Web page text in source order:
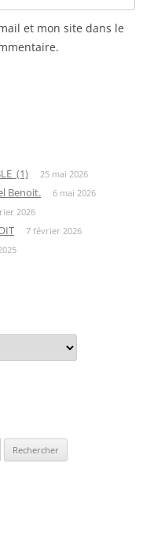
et mon site dans le
(1) 25 mai 2026
Benoit. 6 mai 2026
2026
7 février 2026